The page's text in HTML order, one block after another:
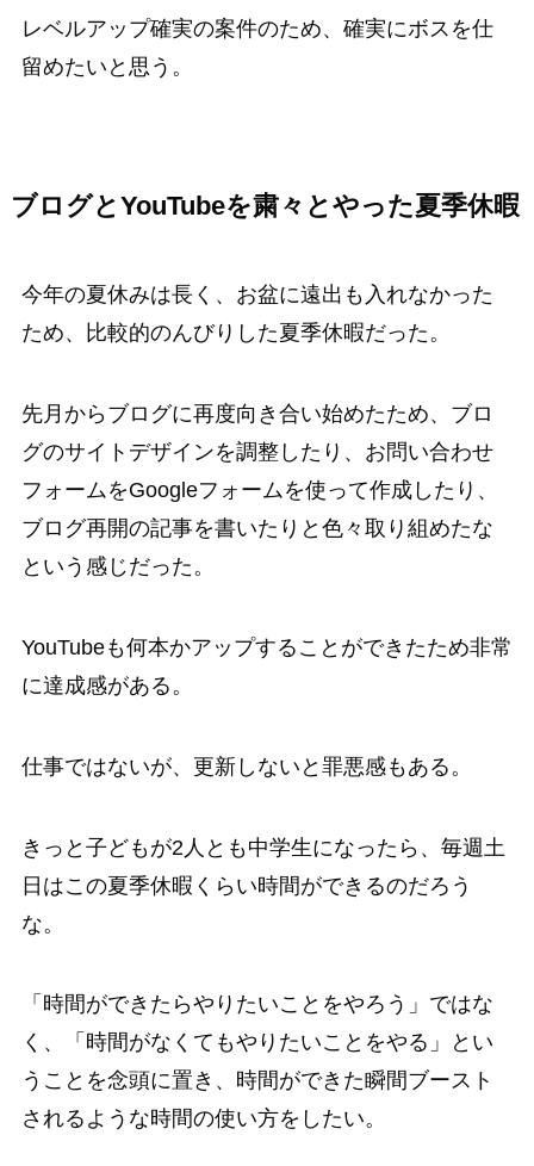
レベルアップ確実の案件のため、確実にボスを仕
留めたいと思う。
ブログとYouTubeを粛々とやった夏季休暇
今年の夏休みは長く、お盆に遠出も入れなかった
ため、比較的のんびりした夏季休暇だった。
先月からブログに再度向き合い始めたため、ブロ
グのサイトデザインを調整したり、お問い合わせ
フォームをGoogleフォームを使って作成したり、
ブログ再開の記事を書いたりと色々取り組めたな
という感じだった。
YouTubeも何本かアップすることができたため非常
に達成感がある。
仕事ではないが、更新しないと罪悪感もある。
きっと子どもが2人とも中学生になったら、毎週土
日はこの夏季休暇くらい時間ができるのだろう
な。
「時間ができたらやりたいことをやろう」ではな
く、「時間がなくてもやりたいことをやる」とい
うことを念頭に置き、時間ができた瞬間ブースト
されるような時間の使い方をしたい。